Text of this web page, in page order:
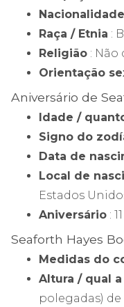
Nacionalidade
Raça / Etnia :
Religião : Não
Orientação
Aniversário de
Idade /
Signo do
Data de
Local de
Estados
Aniversário :
Seaforth Hayes
Medidas do
Altura / qual a
polegadas) de